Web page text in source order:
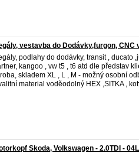
vestavba do Dodávky,furgon, CNC
podlahy do dodávky, transit , ducato
kangoo , vw t5 , t6 atd dle představ
skladem XL , L , M - možný osobní
material voděodolný HEX ,SITKA ,
Skoda, Volkswagen - 2.0TDI -